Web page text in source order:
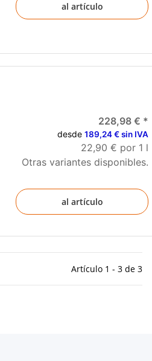
al artículo
desde
228,98 € *
189,24 € sin IVA
22,90 € por 1 l
Otras variantes disponibles.
al artículo
Artículo 1 - 3 de 3